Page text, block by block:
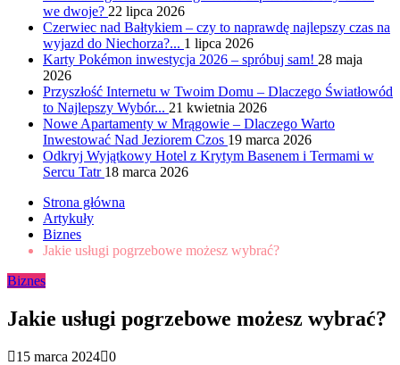
we dwoje? 22 lipca 2026
Czerwiec nad Bałtykiem – czy to naprawdę najlepszy czas na
wyjazd do Niechorza?... 1 lipca 2026
Karty Pokémon inwestycja 2026 – spróbuj sam! 28 maja
2026
Przyszłość Internetu w Twoim Domu – Dlaczego Światłowód
to Najlepszy Wybór... 21 kwietnia 2026
Nowe Apartamenty w Mrągowie – Dlaczego Warto
Inwestować Nad Jeziorem Czos 19 marca 2026
Odkryj Wyjątkowy Hotel z Krytym Basenem i Termami w
Sercu Tatr 18 marca 2026
Strona główna
Artykuły
Biznes
Jakie usługi pogrzebowe możesz wybrać?
Biznes
Jakie usługi pogrzebowe możesz wybrać?
15 marca 2024 0